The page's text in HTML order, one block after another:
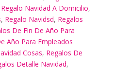
Regalo Navidad A Domicilio,
, Regalo Navidsd, Regalos
De Fin De Año Para
Año Para Empleados
Cosas, Regalos De
Detalle Navidad,